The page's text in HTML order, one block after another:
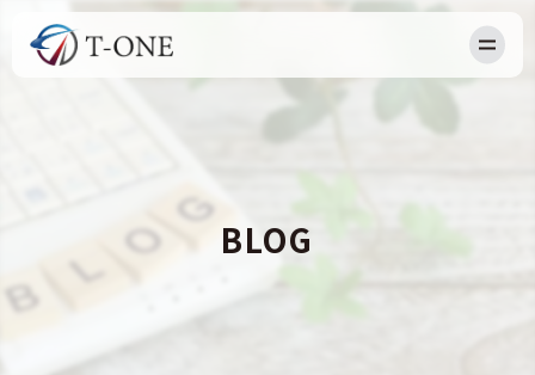
OUR BUSINESS
RECRUIT
BLOG